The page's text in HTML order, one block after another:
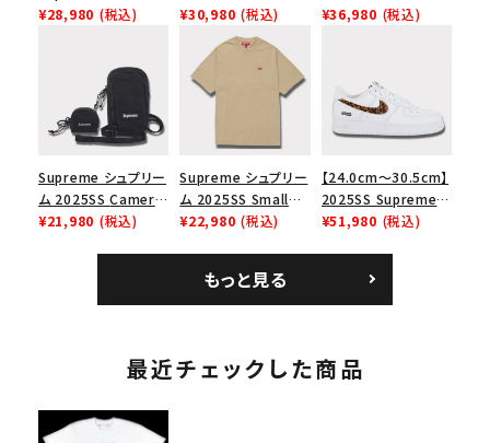
Force 1 Low シュプ
ューズ ホワイト
¥28,980 (税込)
Angeles Fire Relief
Box Logo Tee ファ
イヤーリリーフボック
スロゴTシャツ ホワ
イト 白
¥30,980 (税込)
Leather Shoulder
¥36,980 (税込)
Supreme シュプリー
ム 2025SS Camera
Bag + Mini Pouch
¥21,980 (税込)
Supreme シュプリー
ム 2025SS Small
Box Tee スモールボ
¥22,980 (税込)
【24.0cm～30.5cm】
2025SS Supreme
GOODENOUGH
ムグッドイナフ ナイキ
エアフォース１スニー
¥51,980 (税込)
もっと見る
最近チェックした商品